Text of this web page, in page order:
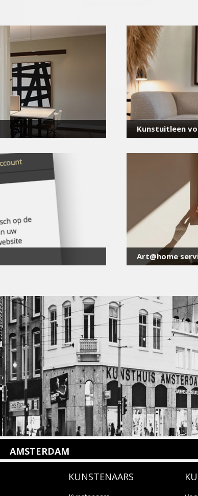
Kunstuitleen
Art@home
AMSTERDAM
1075 VX AmsterdamKUNSTENAARS
Meld je aan
voor onze nieuwsbrief
E-
mailadres